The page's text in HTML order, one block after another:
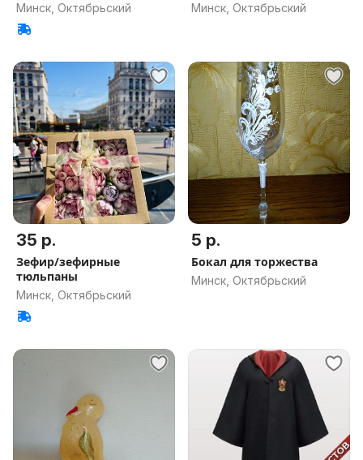
Минск, Октябрьский Минск, Октябрьский
35 р.
Зефир/зефирные
тюльпаны
Минск, Октябрьский
5 р.
Бокал для торжества
Минск, Октябрьский